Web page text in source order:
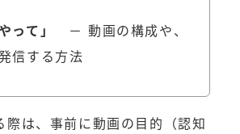
って」
－ 動画の構成や、
信する方法
際は、事前に動画の目的（認知